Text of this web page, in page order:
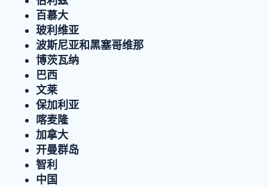
百慕大
玻利维亚
波斯尼亚和黑塞哥维那
博茨瓦纳
巴西
文莱
保加利亚
喀麦隆
加拿大
开曼群岛
智利
中国